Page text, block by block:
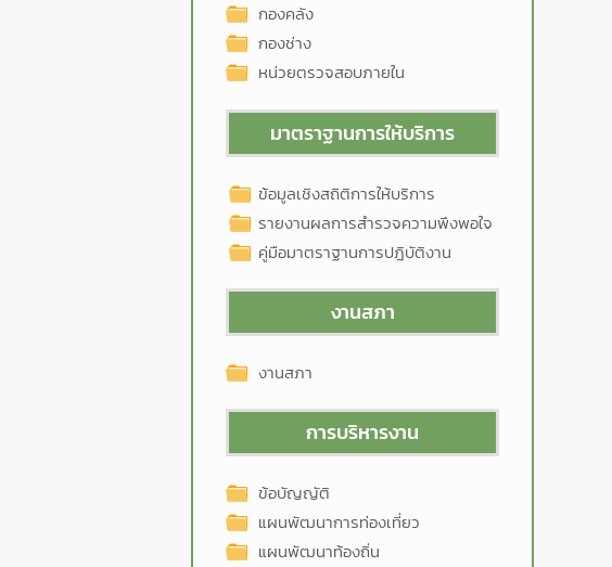
กองคลัง
กองช่าง
หน่วยตรวจสอบภายใน
มาตราฐานการให้บริการ
ข้อมูลเชิงสถิติการให้บริการ
รายงานผลการสำรวจความพึงพอใจ
คู่มือมาตราฐานการปฎิบัติงาน
งานสภา
งานสภา
การบริหารงาน
ข้อบัญญัติ
แผนพัฒนาการท่องเที่ยว
แผนพัฒนาท้องถิ่น